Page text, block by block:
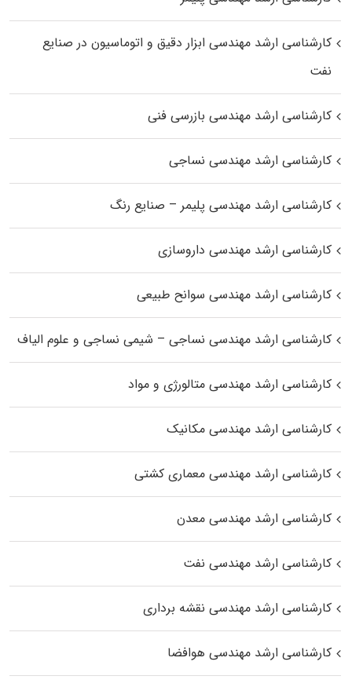
کارشناسی ارشد مهندسی ابزار دقیق و اتوماسیون در صنایع
نفت
کارشناسی ارشد مهندسی بازرسی فنی
کارشناسی ارشد مهندسی نساجی
کارشناسی ارشد مهندسی پلیمر – صنایع رنگ
کارشناسی ارشد مهندسی داروسازی
کارشناسی ارشد مهندسی سوانح طبیعی
کارشناسی ارشد مهندسی نساجی – شیمی نساجی و علوم الیاف
کارشناسی ارشد مهندسی متالورژی و مواد
کارشناسی ارشد مهندسی مکانیک
کارشناسی ارشد مهندسی معماری کشتی
کارشناسی ارشد مهندسی معدن
کارشناسی ارشد مهندسی نفت
کارشناسی ارشد مهندسی نقشه برداری
کارشناسی ارشد مهندسی هوافضا